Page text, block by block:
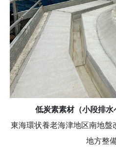
低炭素素材（小段排水
東海環状養老海津地区南地
地方整